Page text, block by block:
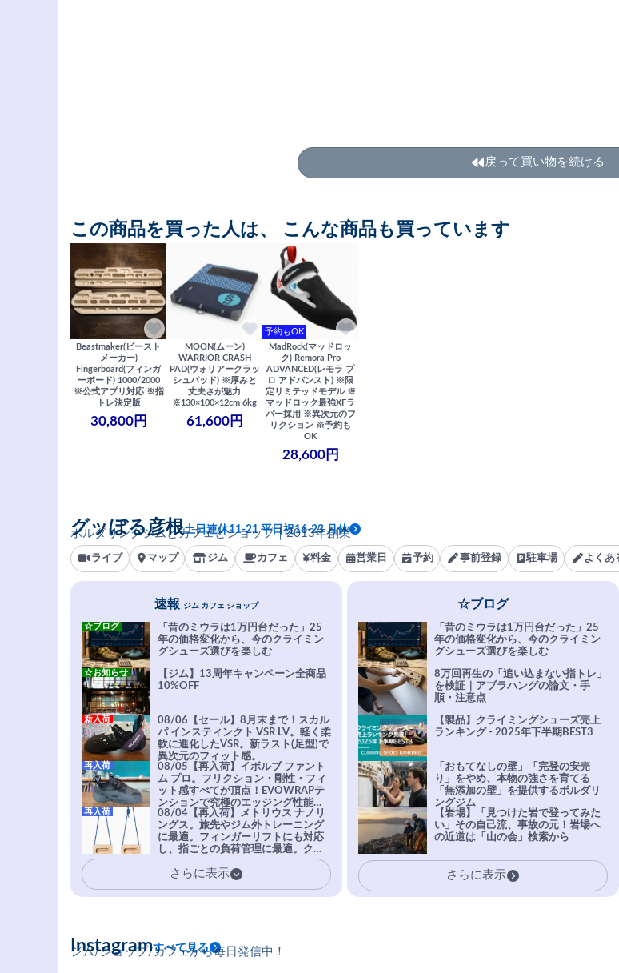
戻って買い物を続ける
この商品を買った人は、 こんな商品も買っています
Beastmaker(ビースト
メーカー)
Fingerboard(フィンガ
ーボード) 1000/2000
※公式アプリ対応 ※指
トレ決定版
30,800円
MOON(ムーン)
WARRIOR CRASH
PAD(ウォリアークラッ
シュパッド) ※厚みと
丈夫さが魅力
※130×100×12cm 6kg
61,600円
予約もOK
MadRock(マッドロッ
ク) Remora Pro
ADVANCED(レモラ プ
ロ アドバンスト) ※限
定リミテッドモデル ※
マッドロック最強XFラ
バー採用 ※異次元のフ
リクション ※予約も
OK
28,600円
ボルダリングジムとカフェとショップ｜2013年創業
グッぼる彦根土日連休11-21 平日祝16-23 月休
ライブ マップ ジム カフェ 料金 営業日 予約 事前登録 駐車場 よくあ
速報 ジム カフェ ショップ
「昔のミウラは1万円台だった」25
年の価格変化から、今のクライミン
グシューズ選びを楽しむ
☆ブログ
【ジム】13周年キャンペーン全商品
10%OFF
☆お知らせ
08/06【セール】8月末まで！スカル
パ インスティンクト VSR LV。軽く柔
軟に進化したVSR。新ラスト(足型)で
異次元のフィット感。
新入荷
08/05【再入荷】イボルブ ファント
ム プロ。フリクション・剛性・フィ
ット感すべてが頂点！EVOWRAPテ
ンションで究極のエッジング性能を
実現。進化系ラバーEvo-74はTRAX
を凌駕する粘着力で極小ホールドに
安心感。
再入荷
08/04【再入荷】メトリウス ナノリ
ングス。旅先やジム外トレーニング
に最適。フィンガーリフトにも対応
し、指ごとの負荷管理に最適。クラ
イマーの指を本気で鍛えるギア。
再入荷
さらに表示
☆ブログ
「昔のミウラは1万円台だった」25
年の価格変化から、今のクライミン
グシューズ選びを楽しむ
8万回再生の「追い込まない指トレ」
を検証｜アブラハングの論文・手
順・注意点
【製品】クライミングシューズ売上
ランキング - 2025年下半期BEST3
「おもてなしの壁」「完登の安売
り」をやめ、本物の強さを育てる
「無添加の壁」を提供するボルダリ
ングジム
【岩場】「見つけた岩で登ってみた
い」その自己流、事故の元！岩場へ
の近道は「山の会」検索から
さらに表示
ジム/ショップ/カフェから毎日発信中！
Instagramすべて見る